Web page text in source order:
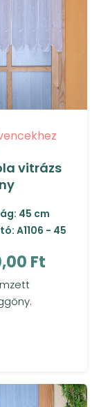
vitrázs
45 cm
A1106 - 45
Ft